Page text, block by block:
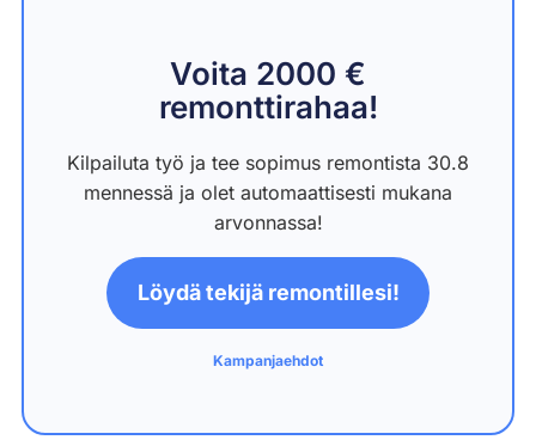
Voita 2000 €
remonttirahaa!
Kilpailuta työ ja tee sopimus remontista 30.8
mennessä ja olet automaattisesti mukana
arvonnassa!
Löydä tekijä remontillesi!
Kampanjaehdot